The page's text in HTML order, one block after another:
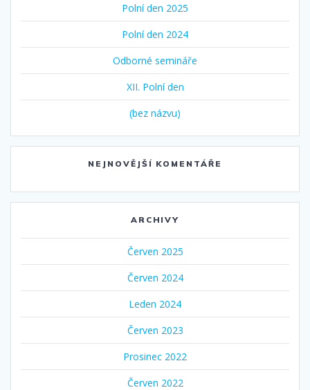
Polní den 2025
Polní den 2024
Odborné semináře
XII. Polní den
(bez názvu)
NEJNOVĚJŠÍ KOMENTÁŘE
ARCHIVY
Červen 2025
Červen 2024
Leden 2024
Červen 2023
Prosinec 2022
Červen 2022